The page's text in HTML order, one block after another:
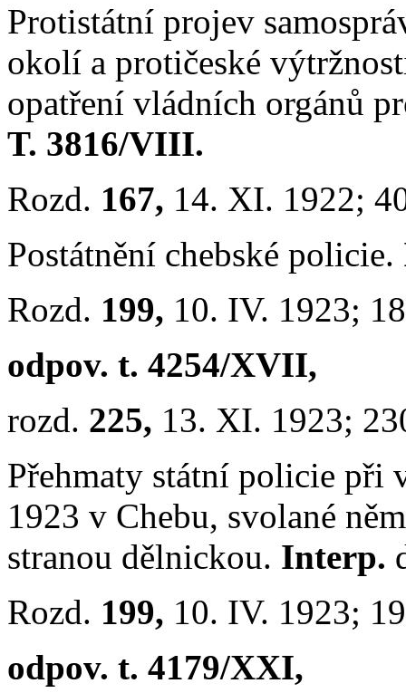
Protistátní projev
okolí a protičeské
opatření vládních orgánů
T. 3816/VIII.
Rozd. 167, 14. XI. 1922;
Postátnění chebské policie.
Rozd. 199, 10. IV. 1923;
odpov. t. 4254/XVII,
rozd. 225, 13. XI. 1923;
Přehmaty státní policie při
1923 v Chebu, svolané
stranou dělnickou. Interp.
Rozd. 199, 10. IV. 1923;
odpov. t. 4179/XXI,